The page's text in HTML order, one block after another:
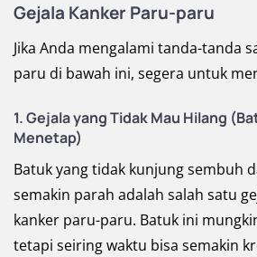
Gejala Kanker Paru-paru
Jika Anda mengalami tanda-tanda
paru di bawah ini, segera untuk
1. Gejala yang Tidak Mau Hilang
Menetap)
Batuk yang tidak kunjung sembuh
semakin parah adalah salah satu
kanker paru-paru. Batuk ini
tetapi seiring waktu bisa semakin